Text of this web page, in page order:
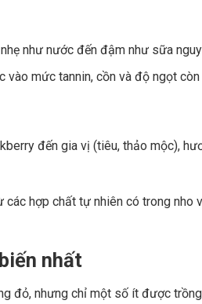
như nước đến đậm như sữa
vào mức tannin, cồn và độ ngọt còn
đến gia vị (tiêu, thảo mộc),
hợp chất tự nhiên có trong nho
nhất
đỏ, nhưng chỉ một số ít được